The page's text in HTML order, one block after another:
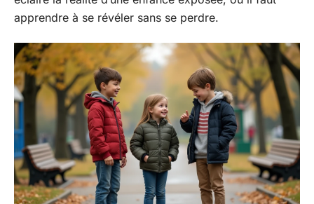
apprendre à se révéler sans se perdre.